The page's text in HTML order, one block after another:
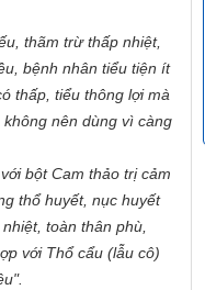
thãm trừ thấp nhiệt,
bệnh nhân tiểu tiện ít
thấp, tiểu thông lợi mà
nên dùng vì càng
bột Cam thảo trị cảm
thổ huyết, nục huyết
toàn thân phù,
với Thổ cẩu (lẫu cô)